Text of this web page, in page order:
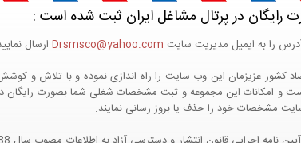
رایگان در پرتال مشاغل ایران ثبت شده است :
را به ایمیل مدیریت سایت Drsmsco@yahoo.com ارسال
امکانات این مجموعه و ثبت مشخصات شغلی شما بصورت رایگان در
سایت مشخصات خود را حذف یا بروز رسانی نمایند.